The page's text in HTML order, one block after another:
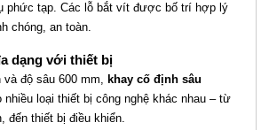
phức tạp. Các lỗ bắt vít được bố trí hợp lý
chóng, an toàn.
dạng với thiết bị
độ sâu 600 mm, khay cố định sâu
nhiều loại thiết bị công nghệ khác nhau – từ
đến thiết bị điều khiển.